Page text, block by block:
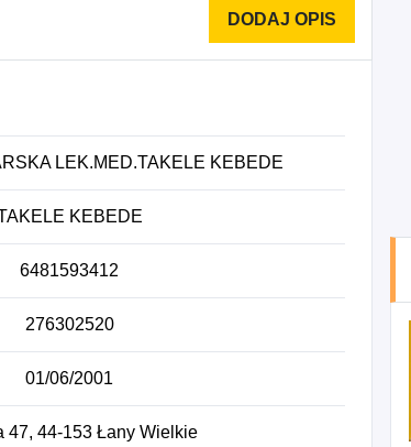
LEK.MED.TAKELE KEBEDE
KEBEDE
6481593412
276302520
01/06/2001
47, 44-153 Łany Wielkie